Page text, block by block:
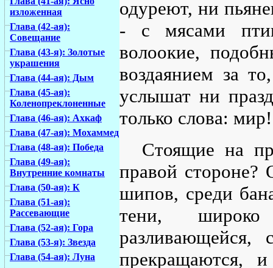
изложенная
Глава (42-ая):
Совещание
Глава (43-я): Золотые
украшения
Глава (44-ая): Дым
Глава (45-ая):
Коленопреклоненные
Глава (46-ая): Ахкаф
Глава (47-ая): Мохаммед
Глава (48-ая): Победа
Глава (49-ая):
Внутренние комнаты
Глава (50-ая): К
Глава (51-ая):
Рассевающие
Глава (52-ая): Гора
Глава (53-я): Звезда
Глава (54-ая): Луна
одуреют, ни
- с мясами
волоокие,
воздаянием за
услышат ни
только слова:
Стоящие на
правой
шипов, среди
тени, широко
разливающейся,
прекращаются,